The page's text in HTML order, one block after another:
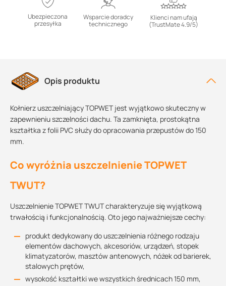
Ubezpieczona
przesyłka
Wsparcie doradcy
technicznego
Klienci nam ufają
(TrustMate 4.9/5)
Opis produktu
Kołnierz uszczelniający TOPWET jest wyjątkowo skuteczny w
zapewnieniu szczelności dachu. Ta zamknięta, prostokątna
kształtka z folii PVC służy do opracowania przepustów do 150
mm.
Co wyróżnia uszczelnienie TOPWET
TWUT?
Uszczelnienie TOPWET TWUT charakteryzuje się wyjątkową
trwałością i funkcjonalnością. Oto jego najważniejsze cechy:
produkt dedykowany do uszczelnienia różnego rodzaju
elementów dachowych, akcesoriów, urządzeń, stopek
klimatyzatorów, masztów antenowych, nóżek od barierek,
stalowych prętów,
wysokość kształtki we wszystkich średnicach 150 mm,